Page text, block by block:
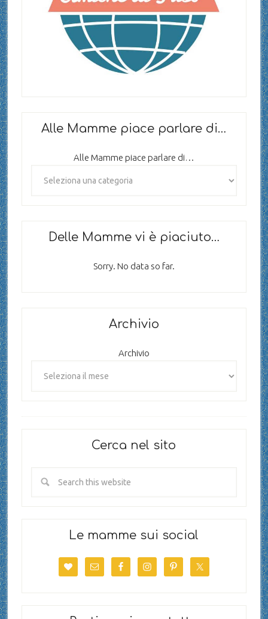
Alle Mamme piace parlare di…
Alle Mamme piace parlare di…
Delle Mamme vi è piaciuto…
Sorry. No data so far.
Archivio
Archivio
Cerca nel sito
Le mamme sui social